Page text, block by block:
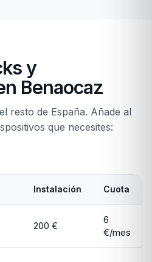
y
Benaocaz
resto de España. Añade al
que necesites:
Instalación Cuota
200 €
6
€/mes